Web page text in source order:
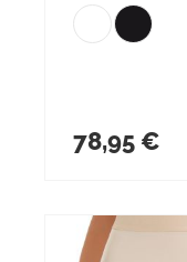
78,95 €